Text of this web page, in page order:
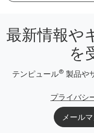
最新情報や
を
テンピュール® 製品や
プライバシ
メール